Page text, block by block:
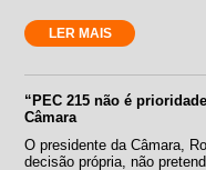
LER MAIS
“PEC 215 não é
Câmara
O presidente da Câmara,
decisão própria, não